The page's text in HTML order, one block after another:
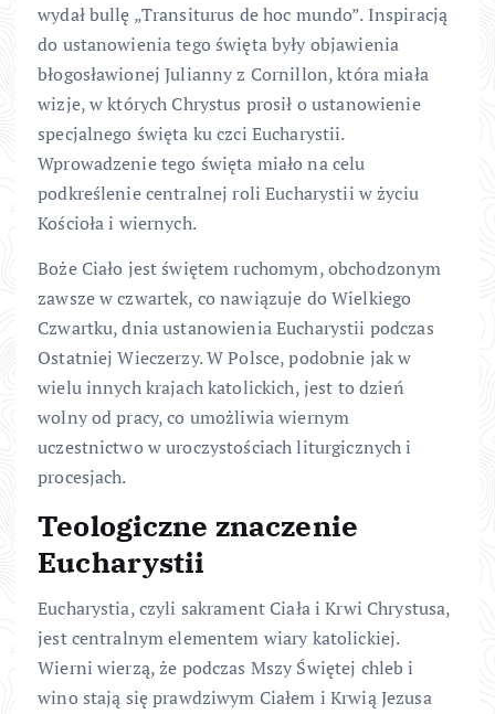
wydał bullę „Transiturus de hoc mundo”. Inspiracją
do ustanowienia tego święta były objawienia
błogosławionej Julianny z Cornillon, która miała
wizje, w których Chrystus prosił o ustanowienie
specjalnego święta ku czci Eucharystii.
Wprowadzenie tego święta miało na celu
podkreślenie centralnej roli Eucharystii w życiu
Kościoła i wiernych.
Boże Ciało jest świętem ruchomym, obchodzonym
zawsze w czwartek, co nawiązuje do Wielkiego
Czwartku, dnia ustanowienia Eucharystii podczas
Ostatniej Wieczerzy. W Polsce, podobnie jak w
wielu innych krajach katolickich, jest to dzień
wolny od pracy, co umożliwia wiernym
uczestnictwo w uroczystościach liturgicznych i
procesjach.
Teologiczne znaczenie
Eucharystii
Eucharystia, czyli sakrament Ciała i Krwi Chrystusa,
jest centralnym elementem wiary katolickiej.
Wierni wierzą, że podczas Mszy Świętej chleb i
wino stają się prawdziwym Ciałem i Krwią Jezusa